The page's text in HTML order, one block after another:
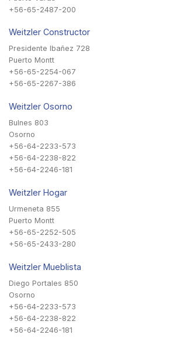
+56-65-2487-200
Weitzler Constructor
Presidente Ibañez 728
Puerto Montt
+56-65-2254-067
+56-65-2267-386
Weitzler Osorno
Bulnes 803
Osorno
+56-64-2233-573
+56-64-2238-822
+56-64-2246-181
Weitzler Hogar
Urmeneta 855
Puerto Montt
+56-65-2252-505
+56-65-2433-280
Weitzler Mueblista
Diego Portales 850
Osorno
+56-64-2233-573
+56-64-2238-822
+56-64-2246-181